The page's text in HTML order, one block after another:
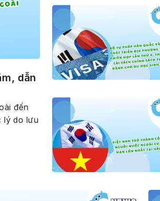
dẫn
đến
lý do lưu